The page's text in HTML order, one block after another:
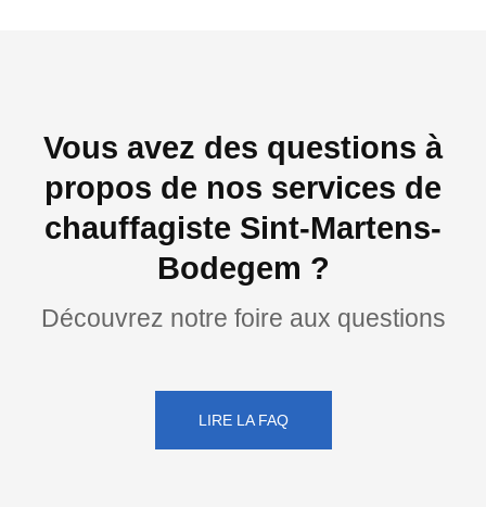
Vous avez des questions à
propos de nos services de
chauffagiste Sint-Martens-
Bodegem ?
Découvrez notre foire aux questions
LIRE LA FAQ